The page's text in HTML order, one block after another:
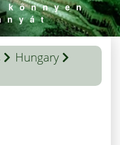
könnyen
Hungary